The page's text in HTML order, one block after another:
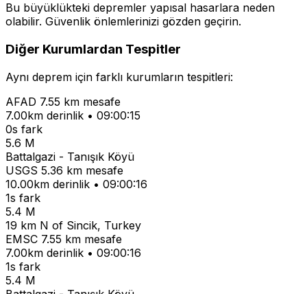
Bu büyüklükteki depremler yapısal hasarlara neden
olabilir. Güvenlik önlemlerinizi gözden geçirin.
Diğer Kurumlardan Tespitler
Aynı deprem için farklı kurumların tespitleri:
AFAD 7.55 km mesafe
7.00km derinlik • 09:00:15
0s fark
5.6 M
Battalgazi - Tanışık Köyü
USGS 5.36 km mesafe
10.00km derinlik • 09:00:16
1s fark
5.4 M
19 km N of Sincik, Turkey
EMSC 7.55 km mesafe
7.00km derinlik • 09:00:16
1s fark
5.4 M